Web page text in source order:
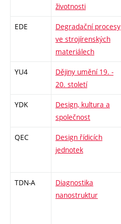
životnosti
EDE
Degradační procesy
ve strojírenských
materiálech
YU4
Dějiny umění 19. -
20. století
YDK
Design, kultura a
společnost
QEC
Design řídicích
jednotek
TDN-A
Diagnostika
nanostruktur